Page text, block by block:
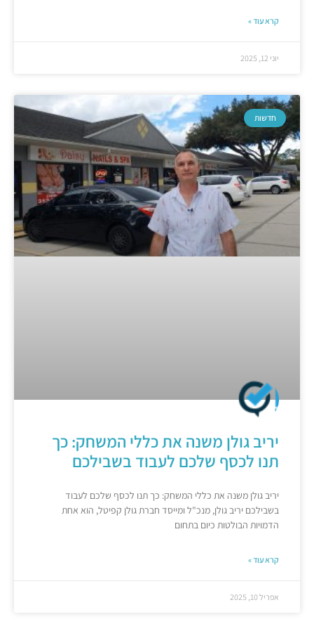
קרא עוד »
יוני 12, 2025
חדשות
יריב גולן משנה את כללי המשחק: כך
תנו לכסף שלכם לעבוד בשבילכם
יריב גולן משנה את כללי המשחק: כך תנו לכסף שלכם לעבוד
בשבילכם יריב גולן, מנכ"ל ומייסד חברת גולן קפיטל, הוא אחת
הדמויות הבולטות כיום בתחום
קרא עוד »
אפריל 10, 2025